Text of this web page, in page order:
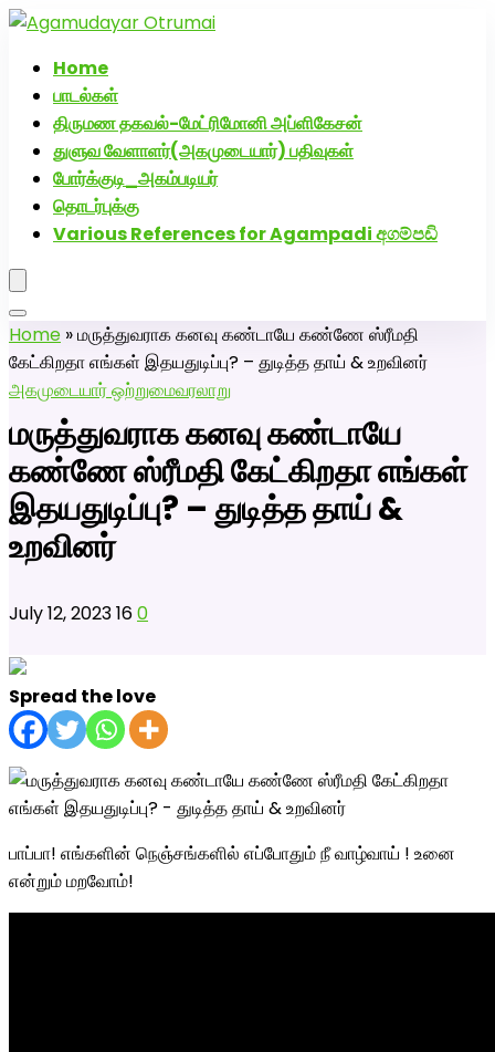
Home
பாடல்கள்
திருமண தகவல்-மேட்ரிமோனி அப்ளிகேசன்
துளுவ வேளாளர்(அகமுடையார்) பதிவுகள்
போர்க்குடி_அகம்படியர்
தொடர்புக்கு
Various References for Agampadi අගම්පඩි
Home »மருத்துவராக கனவு கண்டாயே கண்ணே ஸ்ரீமதி
கேட்கிறதா எங்கள் இதயதுடிப்பு? – துடித்த தாய் & உறவினர்
அகமுடையார் ஒற்றுமைவரலாறு
மருத்துவராக கனவு கண்டாயே
கண்ணே ஸ்ரீமதி கேட்கிறதா எங்கள்
இதயதுடிப்பு? – துடித்த தாய் &
உறவினர்
July 12, 2023160
Spread the love
பாப்பா! எங்களின் நெஞ்சங்களில் எப்போதும் நீ வாழ்வாய் ! உனை
என்றும் மறவோம்!
அகமுடையார் திருமண வரன்களுக்கு அகமுடையார்மேட்ரி-பெண்